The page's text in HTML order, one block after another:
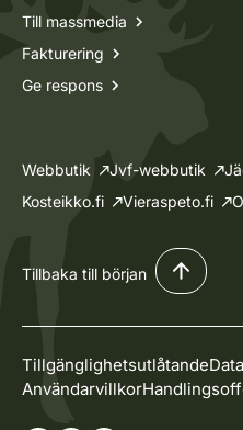
Till massmedia
Fakturering
Ge respons
Webbutik Jvf-webbutik
Kosteikko.fi
Vieraspeto.fi
Tillbaka till början
Tillgänglighetsutlåtande
Användarvillkor